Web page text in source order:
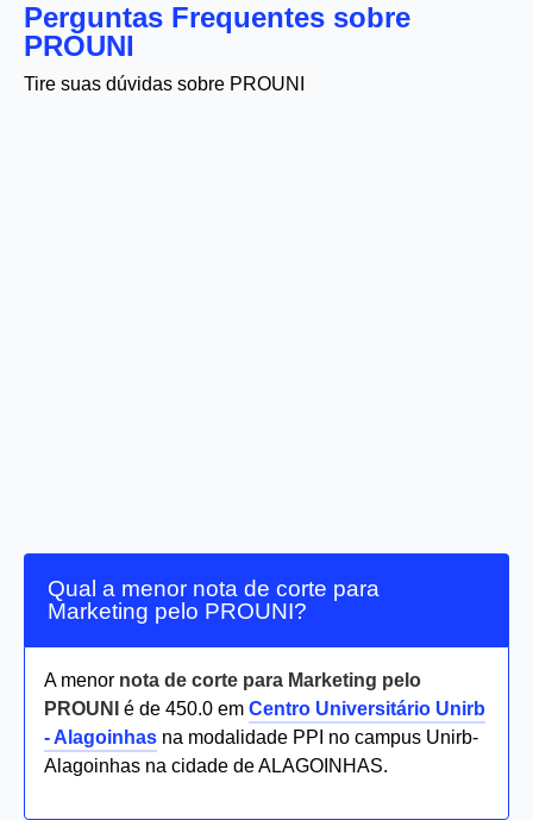
Perguntas Frequentes sobre
PROUNI
Tire suas dúvidas sobre PROUNI
Qual a menor nota de corte para
Marketing pelo PROUNI?
A menor nota de corte para Marketing pelo
PROUNI
é de 450.0 em Centro Universitário Unirb
- Alagoinhas na modalidade PPI no campus Unirb-
Alagoinhas na cidade de ALAGOINHAS.